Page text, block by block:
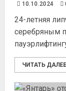
10.10.2024
24-летняя
серебряным
ЧИТАТЬ ДАЛЕЕ